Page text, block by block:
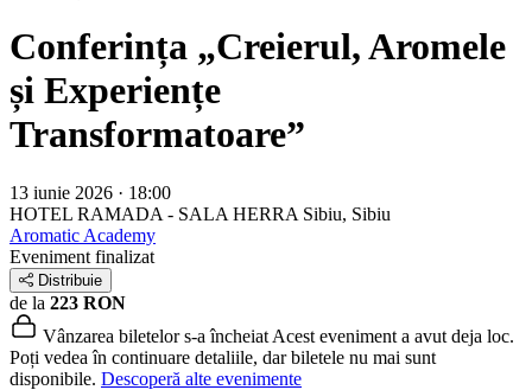
Conferința „Creierul, Aromele
și Experiențe
Transformatoare”
13 iunie 2026 · 18:00
HOTEL RAMADA - SALA HERRA Sibiu, Sibiu
Aromatic Academy
Eveniment finalizat
Distribuie
de la 223 RON
Vânzarea biletelor s-a încheiat Acest eveniment a avut deja loc.
Poți vedea în continuare detaliile, dar biletele nu mai sunt
disponibile. Descoperă alte evenimente